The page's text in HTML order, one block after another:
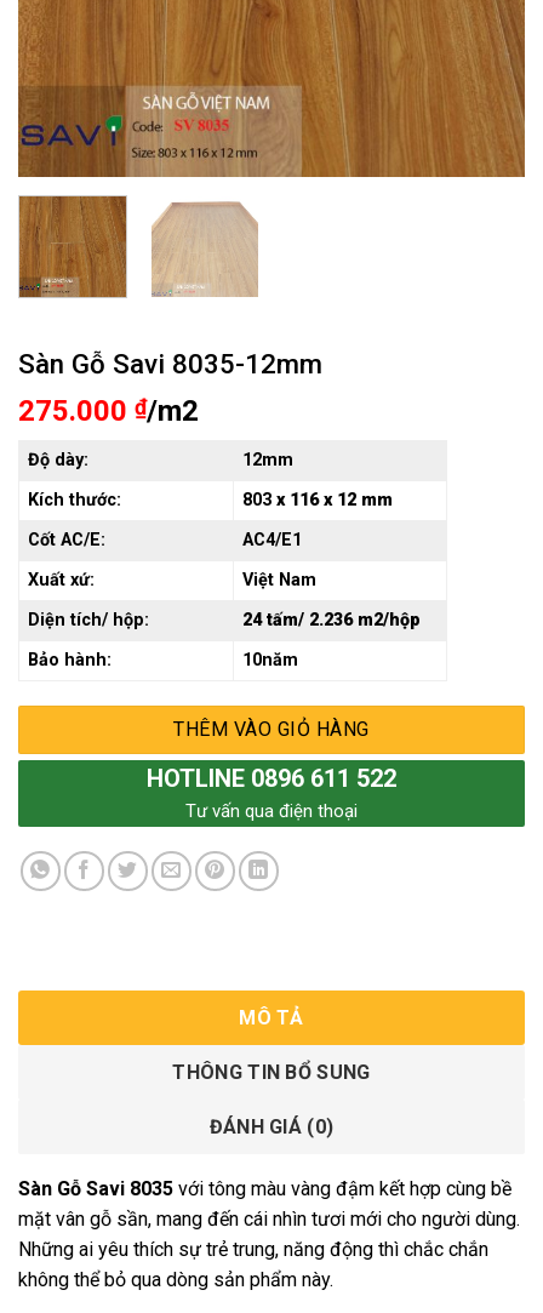
Sàn Gỗ Savi 8035-12mm
275.000 ₫/m2
Độ dày:
12mm
Kích thước:
803 x 116 x 12 mm
Cốt AC/E:
AC4/E1
Xuất xứ:
Việt Nam
Diện tích/ hộp:
24 tấm/ 2.236 m2/hộp
Bảo hành:
10năm
THÊM VÀO GIỎ HÀNG
HOTLINE 0896 611 522
Tư vấn qua điện thoại
MÔ TẢ
THÔNG TIN BỔ SUNG
ĐÁNH GIÁ (0)
Sàn Gỗ Savi 8035 với tông màu vàng đậm kết hợp cùng bề
mặt vân gỗ sần, mang đến cái nhìn tươi mới cho người dùng.
Những ai yêu thích sự trẻ trung, năng động thì chắc chắn
không thể bỏ qua dòng sản phẩm này.